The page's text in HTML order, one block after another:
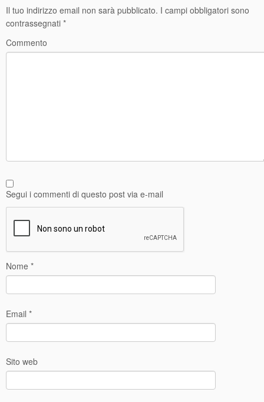
Il tuo indirizzo email non sarà pubblicato. I campi obbligatori sono
contrassegnati *
Commento
Segui i commenti di questo post via e-mail
Nome *
Email *
Sito web